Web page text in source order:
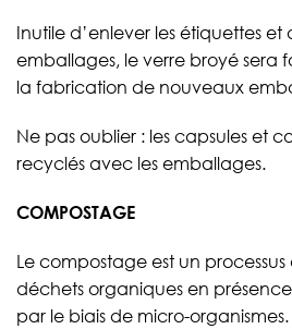
Inutile d’enlever les étiquettes et
emballages, le verre broyé sera
la fabrication de nouveaux
Ne pas oublier : les capsules et
recyclés avec les emballages.
COMPOSTAGE
Le compostage est un
déchets organiques en
par le biais de micro-organismes.